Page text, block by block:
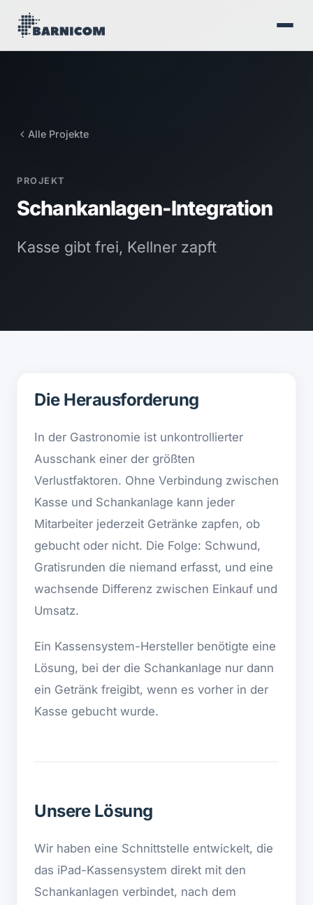
Alle Projekte
PROJEKT
Schankanlagen-Integration
Kasse gibt frei, Kellner zapft
Die Herausforderung
In der Gastronomie ist unkontrollierter
Ausschank einer der größten
Verlustfaktoren. Ohne Verbindung zwischen
Kasse und Schankanlage kann jeder
Mitarbeiter jederzeit Getränke zapfen, ob
gebucht oder nicht. Die Folge: Schwund,
Gratisrunden die niemand erfasst, und eine
wachsende Differenz zwischen Einkauf und
Umsatz.
Ein Kassensystem-Hersteller benötigte eine
Lösung, bei der die Schankanlage nur dann
ein Getränk freigibt, wenn es vorher in der
Kasse gebucht wurde.
Unsere Lösung
Wir haben eine Schnittstelle entwickelt, die
das iPad-Kassensystem direkt mit den
Schankanlagen verbindet, nach dem